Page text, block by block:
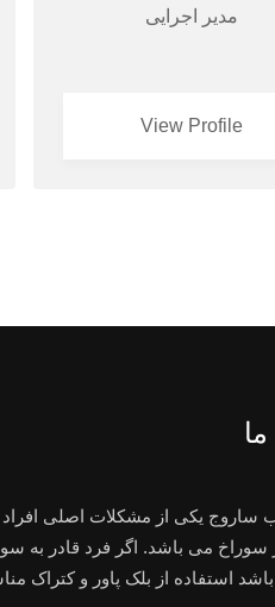
مدیر اجرایی
View Profile
ساروج یکی از مشکلات اصلی
سوراخ می باشد. اگر فرد قادر به
استفاده از بلک پاور و کتراک